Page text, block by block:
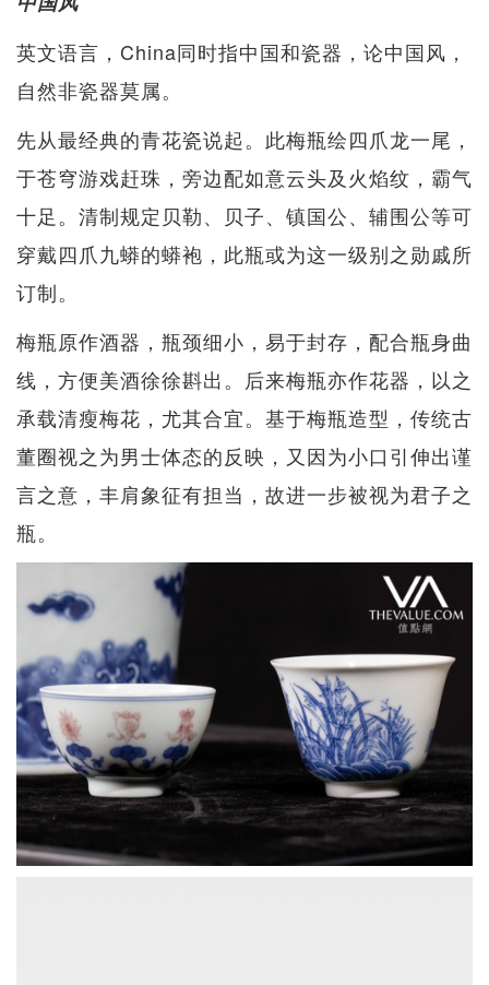
英文语言，China同时指中国和瓷器，论中国风，
自然非瓷器莫属。
先从最经典的青花瓷说起。此梅瓶绘四爪龙一尾，
于苍穹游戏赶珠，旁边配如意云头及火焰纹，霸气
十足。清制规定贝勒、贝子、镇国公、辅围公等可
穿戴四爪九蟒的蟒袍，此瓶或为这一级别之勋戚所
订制。
梅瓶原作酒器，瓶颈细小，易于封存，配合瓶身曲
线，方便美酒徐徐斟出。后来梅瓶亦作花器，以之
承载清瘦梅花，尤其合宜。基于梅瓶造型，传统古
董圈视之为男士体态的反映，又因为小口引伸出谨
言之意，丰肩象征有担当，故进一步被视为君子之
瓶。